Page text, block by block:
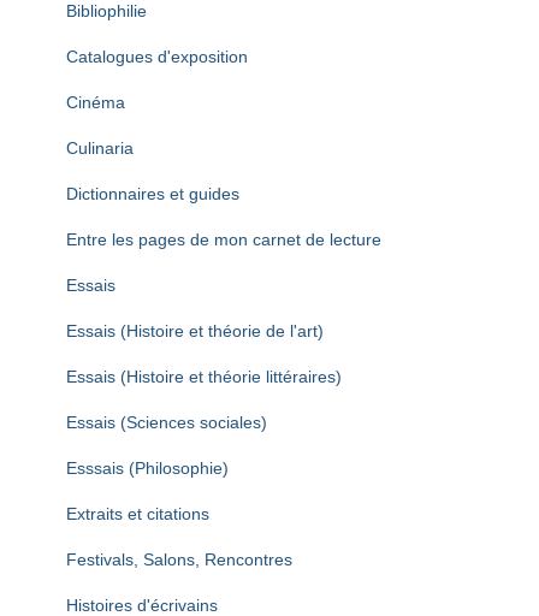
Bibliophilie
Catalogues d'exposition
Cinéma
Culinaria
Dictionnaires et guides
Entre les pages de mon carnet de lecture
Essais
Essais (Histoire et théorie de l'art)
Essais (Histoire et théorie littéraires)
Essais (Sciences sociales)
Esssais (Philosophie)
Extraits et citations
Festivals, Salons, Rencontres
Histoires d'écrivains